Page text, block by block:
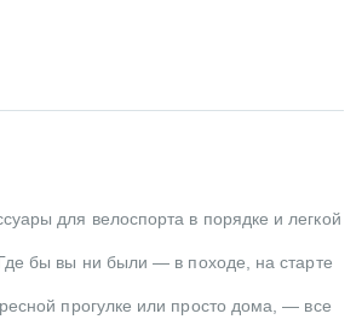
для велоспорта в порядке и легкой
бы вы ни были — в походе, на старте
прогулке или просто дома, — все